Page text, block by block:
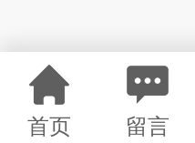
首页 留言